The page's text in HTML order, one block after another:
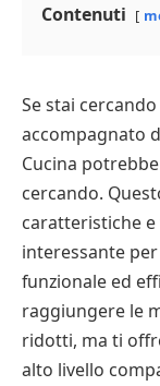
Contenuti
Se stai
accompagnato
Cucina
cercando.
caratteristiche
interessante
funzionale ed
raggiungere le
ridotti, ma ti
alto livello